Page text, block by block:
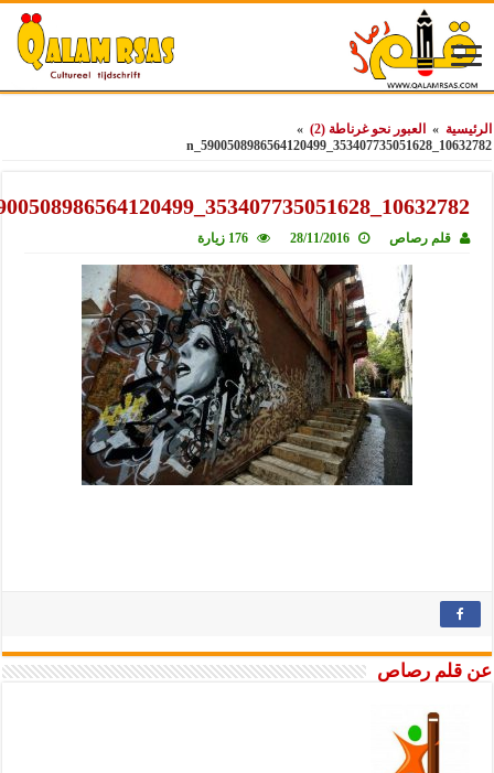
» العبور نحو غرناطة (2)
»
قلم رصاص 28/11/2016 176 زيارة
رصاص